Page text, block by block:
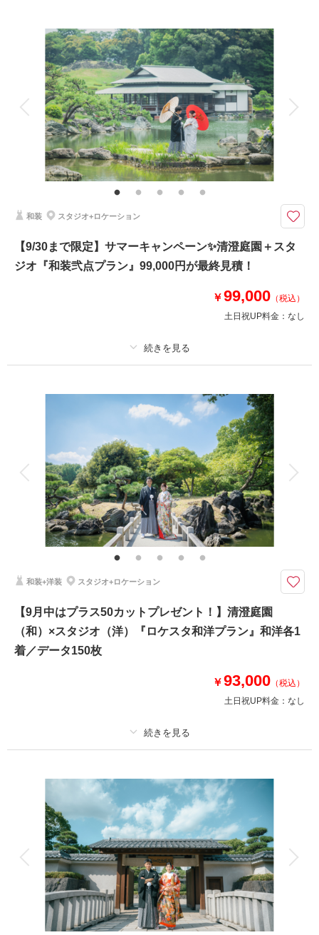
撮影料 新婦衣装2着 新郎衣装2着
着付け ヘアメイク 小物一式
アルバム データ 150 カット 台紙付写真
衣装追加 会食 挙式
家族と撮影 家族用衣装レンタル ペットと撮影
【100カットプラン＋期間限定で50カット追加★】ドレスは銀座店・阿佐ヶ
谷店よりお選びいただいております
【持ち物は新郎様のくつ下＋新婦様ストッキングのみ！】
新婦様ヘア＆メイク・髪飾り・インナー類完備！
撮影場所までの移動費や使用料も当方で負担◎
★9/30まで限定！ウェルカムボードプレゼント
撮影日の空き
を確認する
和装 スタジオ+ロケーション
【9/30まで限定】サマーキャンペーン✨清澄庭園＋スタ
ジオ『和装弐点プラン』99,000円が最終見積！
￥99,000 （税込）
土日祝UP料金： なし
新郎衣装1着
ヘアメイク 小物一式
データ 230 カット 台紙付写真
衣装追加 会食 挙式
家族と撮影 家族用衣装レンタル ペットと撮影
その他含むもの
肌美・足袋、ロケ地までの移動費、庭園申請代 全て込み
都内屈指の清澄庭園での撮影 ウェルカムボードプレゼント♪
9/6迄の撮影の方
②土日祝UP料金無料
③半襟プレゼント
④オプション20％OFF
⑤雨天決行の場合5,000円OFF
撮影場所：清澄庭園+スタジオ （東京）
相談予約する
来店・オンライン
撮影日の空き
を確認する
和装+洋装 スタジオ+ロケーション
【9月中はプラス50カットプレゼント！】清澄庭園
（和）×スタジオ（洋）『ロケスタ和洋プラン』和洋各1
着／データ150枚
￥93,000 （税込）
土日祝UP料金： なし
新婦衣装2着
着付け ヘアメイク
アルバム データ 150 カット 台紙付写真
衣装追加 会食 挙式
家族と撮影 家族用衣装レンタル ペットと撮影
【100カットプラン＋期間限定で50カット追加★】ドレスは銀座店・阿佐ヶ
谷店よりお選びいただいております
【持ち物は新郎様のくつ下＋新婦様ストッキングのみ！】